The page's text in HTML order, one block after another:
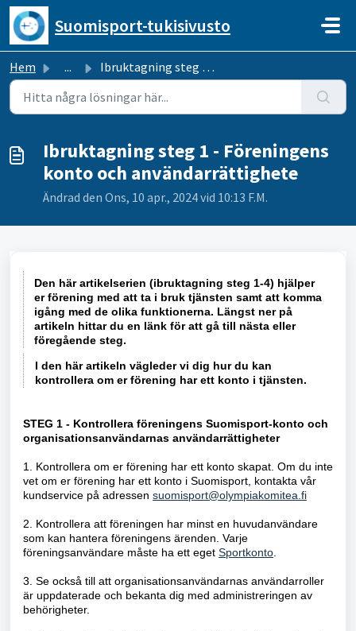
Hoppa över till huvudinnehåll
Suomisport-tukisivusto
Hem ... Ibruktagning steg 1 - Föreningens konto och användarrätti...
Ibruktagning steg 1 - Föreningens
konto och användarrättighete
Ändrad den Ons, 10 apr., 2024 vid 10:13 F.M.
Den här artikelserien (ibruktagning steg 1-4) hjälper
er förening med att ta i bruk tjänsten samt att komma
igång med de olika funktionerna. Längst ner på
artikeln hittar du en länk för att gå till nästa eller
föregående steg.
I den här artikeln vägleder vi dig hur du kan
kontrollera om er förening har ett konto i tjänsten.
STEG 1 - Kontrollera föreningens Suomisport-konto och
organisationsanvändarnas användarrättigheter
1. Kontrollera om er förening har ett konto skapat. Om du inte
vet om er förening har ett konto i Suomisport, kontakta vår
kundservice på adressen suomisport@olympiakomitea.fi
2. Kontrollera att föreningen har minst en huvudanvändare
som kan hantera föreningens ärenden. Varje
föreningsanvändare måste ha ett eget Sportkonto
3. Se också till att organisationsanvändarnas användarroller
är uppdaterade och bekanta dig med administreringen av
behörigheter.